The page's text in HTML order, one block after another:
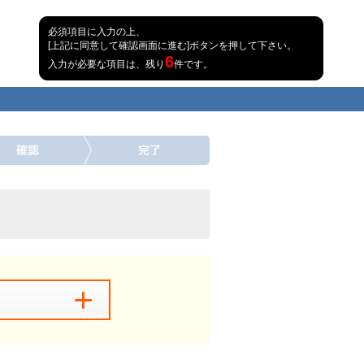
必須項目に入力の上、
[上記に同意して確認画面に進む]ボタンを押して下さい。
入力が必要な項目は、残り 6件です。